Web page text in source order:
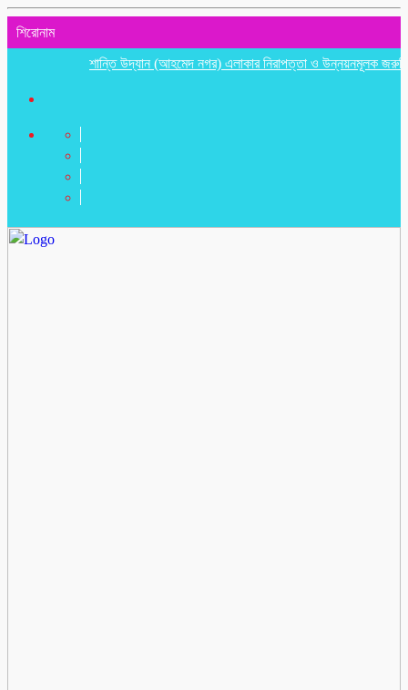
শিরোনাম
শান্তি উদ্যান (আহমেদ নগর) এলাকার নিরাপত্তা ও উন্নয়নমূলক জরুরি সভা